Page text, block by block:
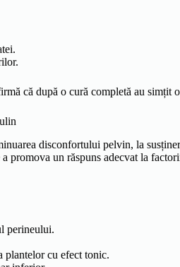
că după o cură completă au
disconfortului pelvin, la
promova un răspuns adecvat la
perineului.
cu efect tonic.